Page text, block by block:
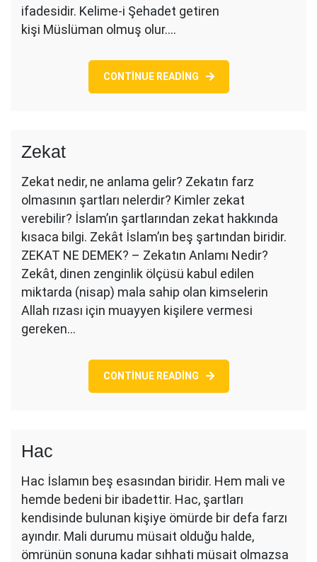
ifadesidir. Kelime-i Şehadet getiren
kişi Müslüman olmuş olur.…
CONTINUE READING
Zekat
Zekat nedir, ne anlama gelir? Zekatın farz
olmasının şartları nelerdir? Kimler zekat
verebilir? İslam’ın şartlarından zekat hakkında
kısaca bilgi. Zekât İslam’ın beş şartından biridir.
ZEKAT NE DEMEK? – Zekatın Anlamı Nedir?
Zekât, dinen zenginlik ölçüsü kabul edilen
miktarda (nisap) mala sahip olan kimselerin
Allah rızası için muayyen kişilere vermesi
gereken…
CONTINUE READING
Hac
Hac İslamın beş esasından biridir. Hem mali ve
hemde bedeni bir ibadettir. Hac, şartları
kendisinde bulunan kişiye ömürde bir defa farzı
ayındır. Mali durumu müsait olduğu halde,
ömrünün sonuna kadar sıhhati müsait olmazsa